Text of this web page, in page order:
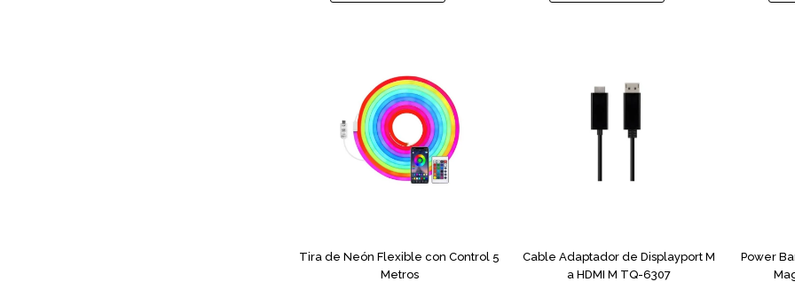
Tira de Neón Flexible con Control 5
Metros
Cable Adaptador de Displayport M
a HDMI M TQ-6307
Power